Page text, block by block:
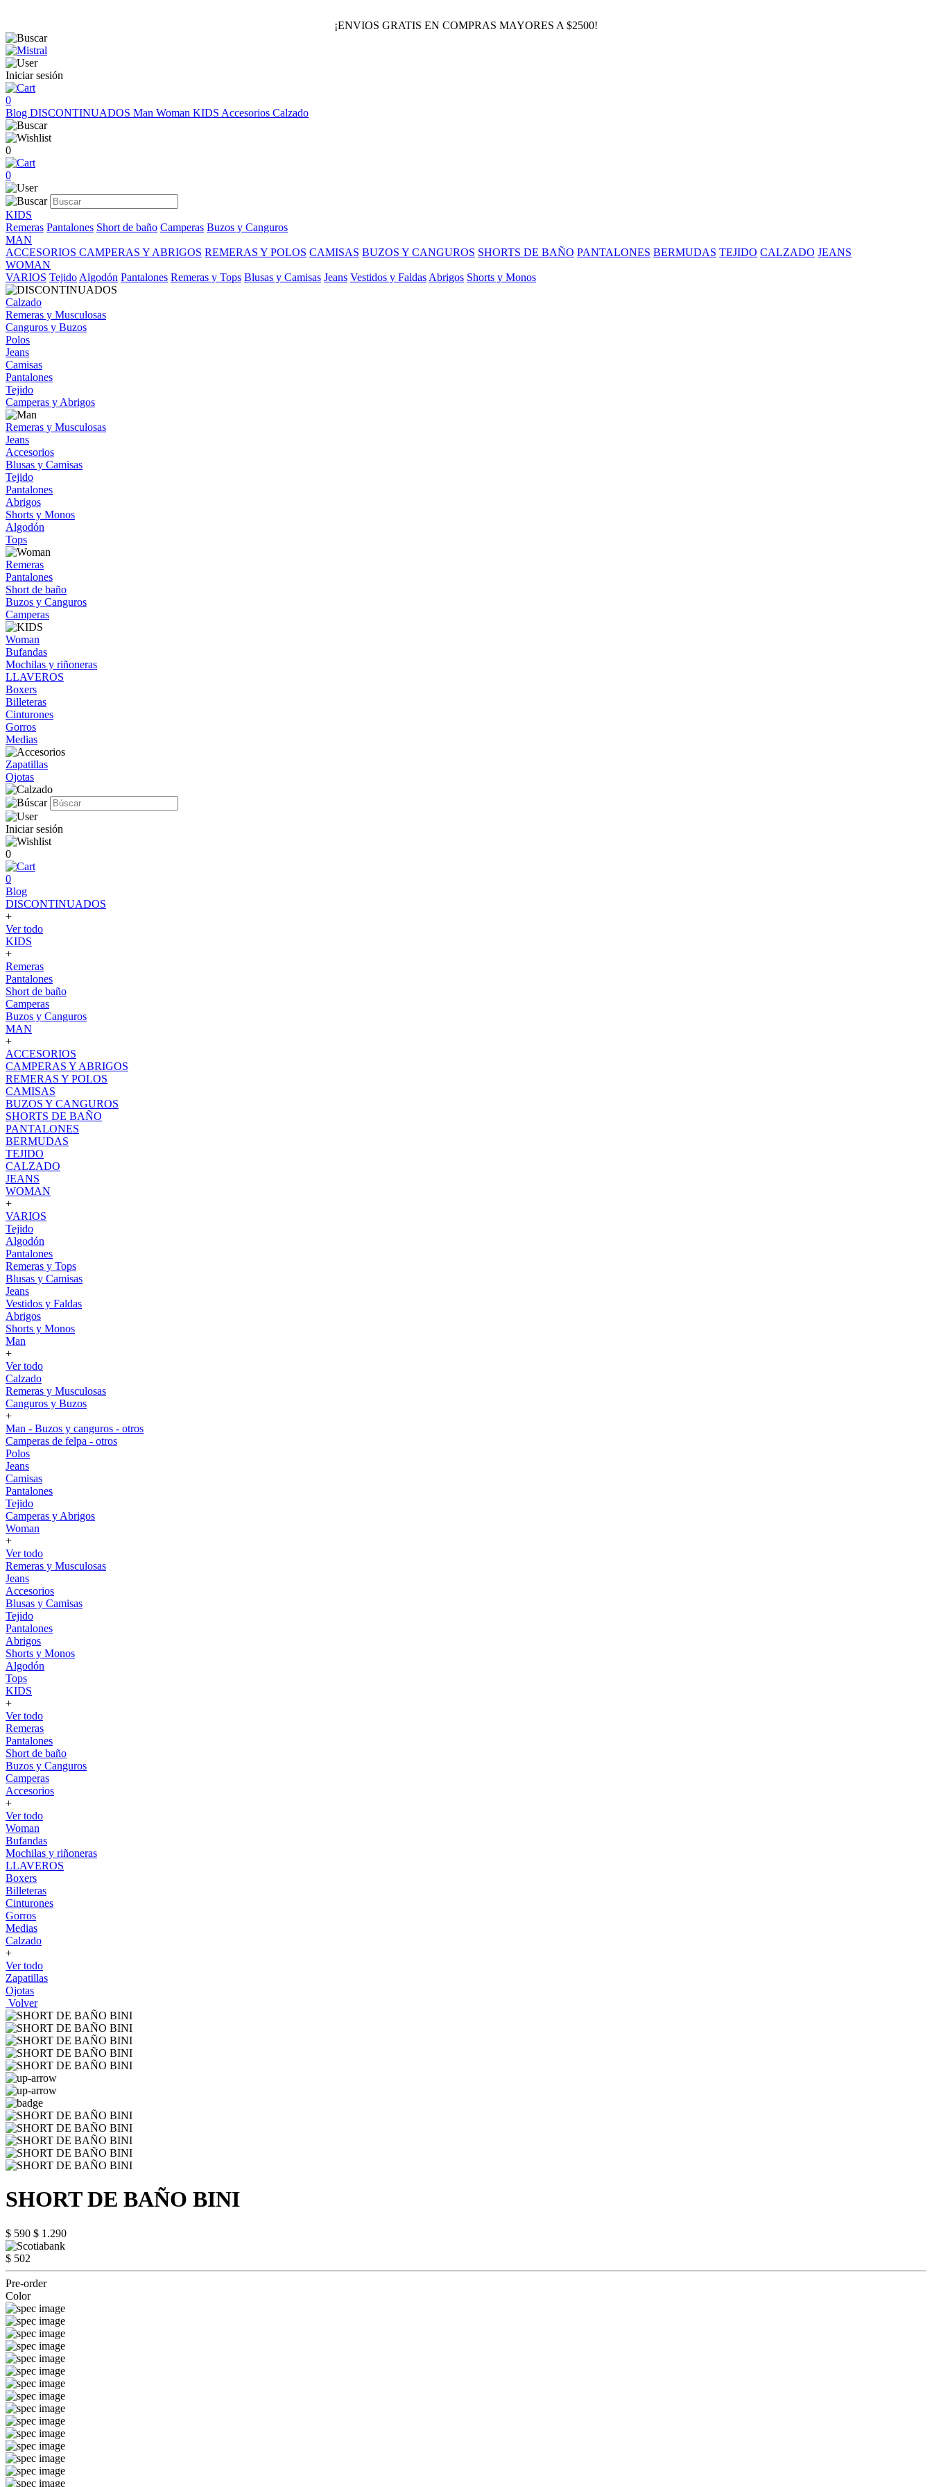
¡ENVIOS GRATIS EN COMPRAS MAYORES A $2500!
Iniciar sesión
0
Blog DISCONTINUADOS Man Woman KIDS Accesorios Calzado
0
0
KIDS
Remeras Pantalones Short de baño Camperas Buzos y Canguros
MAN
ACCESORIOS CAMPERAS Y ABRIGOS REMERAS Y POLOS CAMISAS BUZOS Y CANGUROS SHORTS DE BAÑO PANTALONES BERMUDAS TEJIDO CALZADO JEANS
WOMAN
VARIOS Tejido Algodón Pantalones Remeras y Tops Blusas y Camisas Jeans Vestidos y Faldas Abrigos Shorts y Monos
Calzado
Remeras y Musculosas
Canguros y Buzos
Polos
Jeans
Camisas
Pantalones
Tejido
Camperas y Abrigos
Remeras y Musculosas
Jeans
Accesorios
Blusas y Camisas
Tejido
Pantalones
Abrigos
Shorts y Monos
Algodón
Tops
Remeras
Pantalones
Short de baño
Buzos y Canguros
Camperas
Woman
Bufandas
Mochilas y riñoneras
LLAVEROS
Boxers
Billeteras
Cinturones
Gorros
Medias
Zapatillas
Ojotas
Iniciar sesión
0
0
Blog
DISCONTINUADOS
+
Ver todo
KIDS
+
Remeras
Pantalones
Short de baño
Camperas
Buzos y Canguros
MAN
+
ACCESORIOS
CAMPERAS Y ABRIGOS
REMERAS Y POLOS
CAMISAS
BUZOS Y CANGUROS
SHORTS DE BAÑO
PANTALONES
BERMUDAS
TEJIDO
CALZADO
JEANS
WOMAN
+
VARIOS
Tejido
Algodón
Pantalones
Remeras y Tops
Blusas y Camisas
Jeans
Vestidos y Faldas
Abrigos
Shorts y Monos
Man
+
Ver todo
Calzado
Remeras y Musculosas
Canguros y Buzos
+
Man - Buzos y canguros - otros
Camperas de felpa - otros
Polos
Jeans
Camisas
Pantalones
Tejido
Camperas y Abrigos
Woman
+
Ver todo
Remeras y Musculosas
Jeans
Accesorios
Blusas y Camisas
Tejido
Pantalones
Abrigos
Shorts y Monos
Algodón
Tops
KIDS
+
Ver todo
Remeras
Pantalones
Short de baño
Buzos y Canguros
Camperas
Accesorios
+
Ver todo
Woman
Bufandas
Mochilas y riñoneras
LLAVEROS
Boxers
Billeteras
Cinturones
Gorros
Medias
Calzado
+
Ver todo
Zapatillas
Ojotas
Volver
SHORT DE BAÑO BINI
$ 590 $ 1.290
$ 502
Pre-order
Color